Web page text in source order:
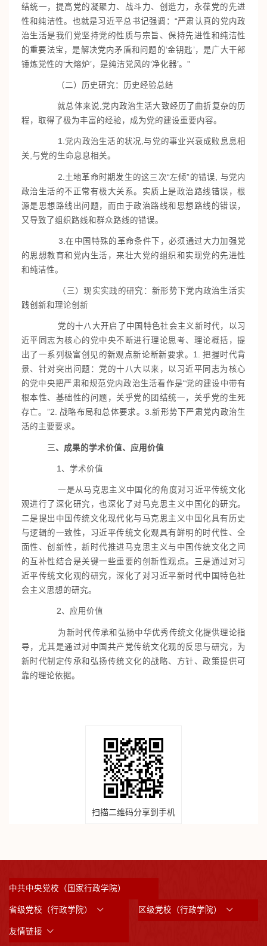
结统一，提高党的凝聚力、战斗力、创造力，永葆党的先进
性和纯洁性。也就是习近平总书记强调：“严肃认真的党内政
治生活是我们党坚持党的性质与宗旨、保持先进性和纯洁性
的重要法宝，是解决党内矛盾和问题的‘金钥匙’，是广大干部
锤炼党性的‘大熔炉’，是纯洁党风的‘净化器’。”
（二）历史研究：历史经验总结
就总体来说,党内政治生活大致经历了曲折复杂的历
程，取得了极为丰富的经验，成为党的建设重要内容。
1.党内政治生活的状况,与党的事业兴衰成败息息相
关,与党的生命息息相关。
2.土地革命时期发生的这三次“左倾”的错误, 与党内
政治生活的不正常有极大关系。实质上是政治路线错误，根
源是思想路线出问题，而由于政治路线和思想路线的错误，
又导致了组织路线和群众路线的错误。
3.在中国特殊的革命条件下，必须通过大力加强党
的思想教育和党内生活，来壮大党的组织和实现党的先进性
和纯洁性。
（三）现实实践的研究：新形势下党内政治生活实
践创新和理论创新
党的十八大开启了中国特色社会主义新时代，以习
近平同志为核心的党中央不断进行理论思考、理论概括，提
出了一系列极富创见的新观点新论断新要求。1. 把握时代背
景、针对突出问题：党的十八大以来，以习近平同志为核心
的党中央把严肃和规范党内政治生活看作是“党的建设中带有
根本性、基础性的问题，关乎党的团结统一，关乎党的生死
存亡。”2. 战略布局和总体要求。3.新形势下严肃党内政治生
活的主要要求。
三、成果的学术价值、应用价值
1、学术价值
一是从马克思主义中国化的角度对习近平传统文化
观进行了深化研究，也深化了对马克思主义中国化的研究。
二是提出中国传统文化现代化与马克思主义中国化具有历史
与逻辑的一致性，习近平传统文化观具有鲜明的时代性、全
面性、创新性，新时代推进马克思主义与中国传统文化之间
的互补性结合是关键一些重要的创新性观点。三是通过对习
近平传统文化观的研究，深化了对习近平新时代中国特色社
会主义思想的研究。
2、应用价值
为新时代传承和弘扬中华优秀传统文化提供理论指
导，尤其是通过对中国共产党传统文化观的反思与研究，为
新时代制定传承和弘扬传统文化的战略、方针、政策提供可
靠的理论依据。
扫描二维码分享到手机
中共中央党校（国家行政学院）
省级党校（行政学院） 区级党校（行政学院）
友情链接